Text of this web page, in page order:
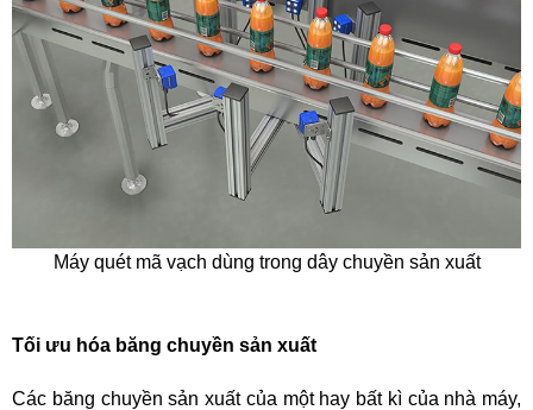
Máy quét mã vạch dùng trong dây chuyền sản xuất
Tối ưu hóa băng chuyền sản xuất
Các băng chuyền sản xuất của một hay bất kì của nhà máy,